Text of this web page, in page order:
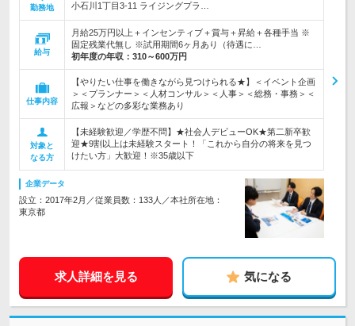
勤務地
小石川1丁目3-11 ライジングプラ…
給与
月給25万円以上＋インセンティブ＋賞与＋昇給＋各種手当 ※
固定残業代無し ※試用期間6ヶ月あり（待遇に…
初年度の年収： 310～600万円
仕事内容
【やりたい仕事を働きながら見つけられる★】＜イベント企画
＞＜プランナー＞＜人材コンサル＞＜人事＞＜総務・事務＞＜
広報＞などの多彩な業務あり
対象と
なる方
【未経験歓迎／学歴不問】★社会人デビューOK★第二新卒歓
迎★9割以上は未経験スタート！「これから自分の将来を見つ
けたい方」大歓迎！※35歳以下
企業データ
設立：2017年2月／従業員数：133人／本社所在地：
東京都
求人詳細を見る 気になる